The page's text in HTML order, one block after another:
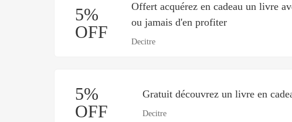
5%
OFF
Offert acquérez en cadeau un livre
ou jamais d'en profiter
Decitre
5%
OFF
Gratuit découvrez un livre en
Decitre